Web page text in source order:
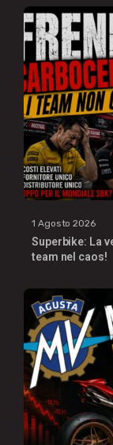
1 Agosto 2026
Superbike: La
team nel caos!